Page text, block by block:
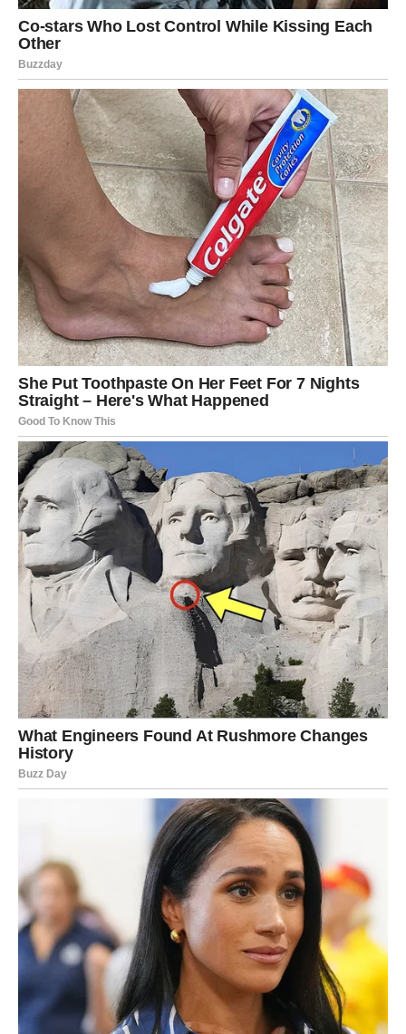
ponovo ustale.
Ovaj period donosi karmičko razotkrivanje svega što je
bilo skriveno.
Ljudi koji su manipulisali — biće razotkriveni. Laži koje su
ih povredile — biće otkrivene. Situacije koje su ih slomile
— pokazaće zašto su morale da se dese.
Velika pravda za Škorpije dolazi kroz povratak lične moći.
I to nije simbolično. To je konkretno i snažno:
vraćanje kontrole nad sopstvenim životom
pobeda nad osobama koje su ih potcenile
unutrašnje oslobađanje od prošlosti
osećaj nepokolebljive snage
Škorpija više neće tražiti odgovore. Ona će ih dobiti.
Ovo je period kada univerzum poručuje:ništa što ti je
učinjeno nije ostalo neprimećeno.
Škorpije ulaze u fazu dominacije — tihe, ali neporecive.
DEVICA — Sve što su radili u tišini
sada postaje vidljivo
Device su znak koji daje bez buke. One popravljaju,
organizuju, pomažu, rešavaju — i često ostaju u senci.
Njihova vrednost je često bila podrazumevana. Njihov
trud — neprimećen. Njihova posvećenost — očekivana.
Ali sada dolazi trenutak kada više ništa ne ostaje
skriveno.
Velika pravda za Device dolazi kroz priznanje, ali i kroz
nagrade koje imaju realan, opipljiv oblik.